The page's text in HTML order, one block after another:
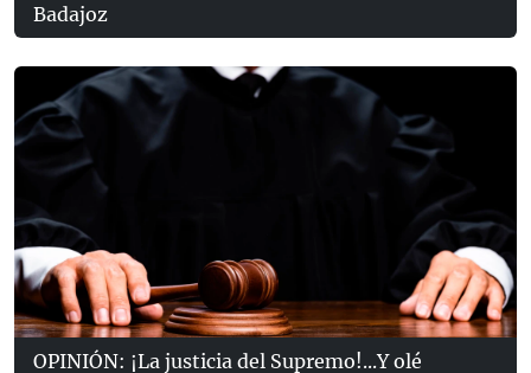
Badajoz
OPINIÓN: ¡La justicia del Supremo!...Y olé